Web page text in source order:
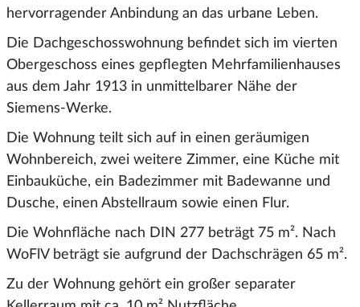
hervorragender Anbindung an das urbane Leben.
Die Dachgeschosswohnung befindet sich im vierten
Obergeschoss eines gepflegten Mehrfamilienhauses
aus dem Jahr 1913 in unmittelbarer Nähe der
Siemens-Werke.
Die Wohnung teilt sich auf in einen geräumigen
Wohnbereich, zwei weitere Zimmer, eine Küche mit
Einbauküche, ein Badezimmer mit Badewanne und
Dusche, einen Abstellraum sowie einen Flur.
Die Wohnfläche nach DIN 277 beträgt 75 m². Nach
WoFlV beträgt sie aufgrund der Dachschrägen 65 m².
Zu der Wohnung gehört ein großer separater